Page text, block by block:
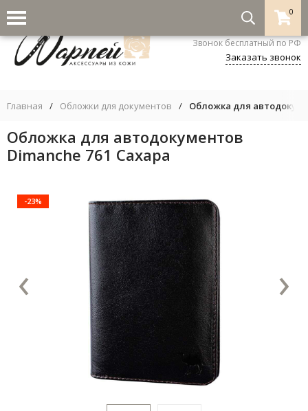
0
8-800-333-5530
Звонок бесплатный по РФ
Заказать звонок
Главная / Обложки для документов / Обложка для
Обложка для автодокументов
Dimanche 761 Сахара
-23%
‹ ›